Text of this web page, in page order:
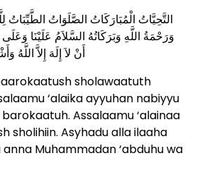
التَّحِيَّاتُ الْمُبَارَكَاتُ الصَّلَوَاتُ الطَّيِّبَاتُ
وَرَحْمَةُ اللَّهِ وَبَرَكَاتُهُ السَّلاَمُ عَلَيْنَا
أَنْ لاَ إِلَهَ إِلاَّ
sholawaatuth
‘alaika ayyuhan nabiyyu
Assalaamu ‘alainaa
sholihiin. Asyhadu alla ilaaha
Muhammadan ‘abduhu wa